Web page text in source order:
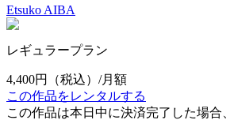
Etsuko AIBA
レギュラープラン
4,400円
（税込）/月額
この作品をレンタルする
この作品は本日中に決済完了した場合、